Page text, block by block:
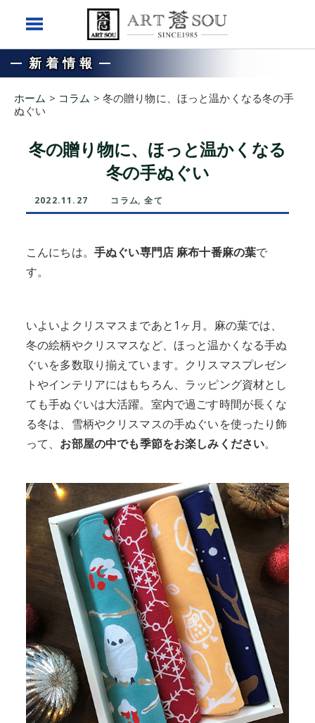
新着情報
ホーム > コラム > 冬の贈り物に、ほっと温かくなる冬の手
ぬぐい
冬の贈り物に、ほっと温かくなる
冬の手ぬぐい
2022.11.27 コラム,全て
こんにちは。 手ぬぐい専門店 麻布十番麻の葉で
す。
いよいよクリスマスまであと1ヶ月。麻の葉では、
冬の絵柄やクリスマスなど、ほっと温かくなる手ぬ
ぐいを多数取り揃えています。クリスマスプレゼン
トやインテリアにはもちろん、ラッピング資材とし
ても手ぬぐいは大活躍。室内で過ごす時間が長くな
る冬は、雪柄やクリスマスの手ぬぐいを使ったり飾
って、 お部屋の中でも季節をお楽しみください。